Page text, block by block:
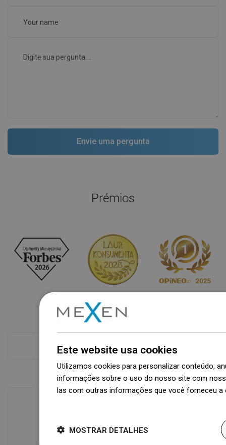
Prémios
Ver tudo
Disponibilidade de mercadorias
Um moderno centro logístico com área
Este website usa cookies
Utilizamos cookies para personalizar conteúdo,
informações sobre o uso do nosso site com
las com outras informações que você forneceu
MOSTRAR DETALHES